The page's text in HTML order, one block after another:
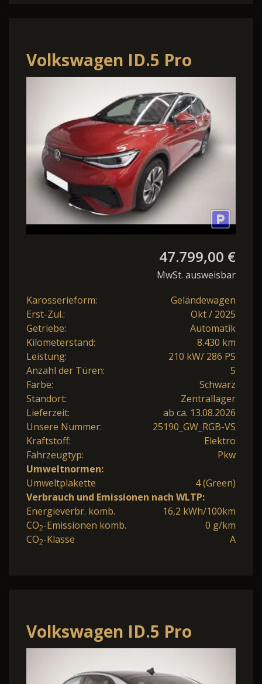
Volkswagen ID.5 Pro
MATRIX-LED+W-
47.799,00 €
MwSt. ausweisbar
Karosserieform:
Geländewagen
Erst-Zul.:
Okt / 2025
Getriebe:
Automatik
Kilometerstand:
8.430 km
Leistung:
210 kW/ 286 PS
Anzahl der Türen:
5
Farbe:
Schwarz
Standort:
Zentrallager
Lieferzeit:
ab ca. 13.08.2026
Unsere Nummer:
25190_GW_RGB-VS
Kraftstoff:
Elektro
Fahrzeugtyp:
Pkw
Umweltnormen:
Umweltplakette
4 (Green)
Verbrauch und Emissionen nach WLTP:
Energieverbr. komb.
16,2 kWh/100km
CO2-Emissionen komb.
0 g/km
CO2-Klasse A
Volkswagen ID.5 Pro
Performance 77 kWh